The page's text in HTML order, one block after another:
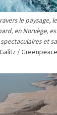
le paysage,
en Norvège,
et
/ Greenpeace